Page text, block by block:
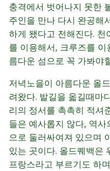
충격에서 벗어나지 못한
주인을 만나 다시 완공해
하게 됐다고 전해진다. 천
를 이용해서, 크루즈를
름다운 섬으로 꼭 가봐야
저녁노을이 아름다운 올
려왔다. 발길을 옯길때마
리의 정서를 촉촉히 적셔
들은 예사롭지 않다, 역
으로 둘러싸여져 있으며
있는 곳이다. 올드퀘백
프랑스라고 부르기도 하